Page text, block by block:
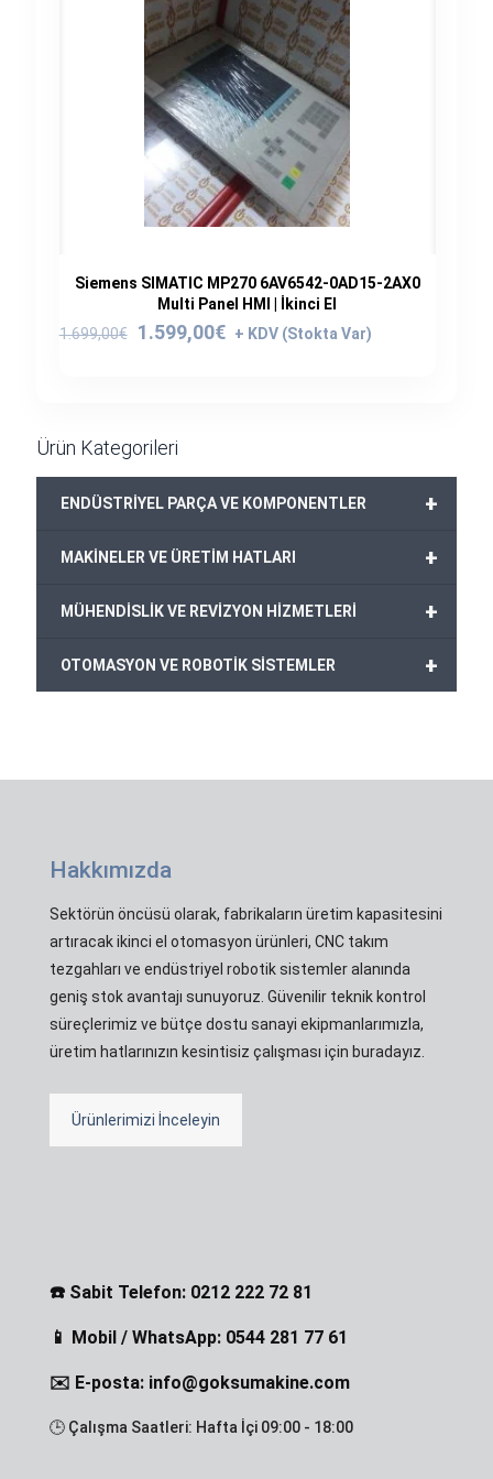
Siemens SIMATIC MP270 6AV6542-0AD15-2AX0
Multi Panel HMI | İkinci El
1.699,00€
Orijinal
1.599,00€
Şu
Ürün Kategorileri
+
ENDÜSTRİYEL PARÇA VE KOMPONENTLER
+
MAKİNELER VE ÜRETİM HATLARI
+
MÜHENDİSLİK VE REVİZYON HİZMETLERİ
+
OTOMASYON VE ROBOTİK SİSTEMLER
Hakkımızda
Sektörün öncüsü olarak, fabrikaların üretim kapasitesini
artıracak ikinci el otomasyon ürünleri, CNC takım
tezgahları ve endüstriyel robotik sistemler alanında
geniş stok avantajı sunuyoruz. Güvenilir teknik kontrol
süreçlerimiz ve bütçe dostu sanayi ekipmanlarımızla,
üretim hatlarınızın kesintisiz çalışması için buradayız.
Ürünlerimizi İnceleyin
☎️ Sabit Telefon: 0212 222 72 81
📱 Mobil / WhatsApp: 0544 281 77 61
✉️ E-posta: info@goksumakine.com
🕒 Çalışma Saatleri: Hafta İçi 09:00 - 18:00